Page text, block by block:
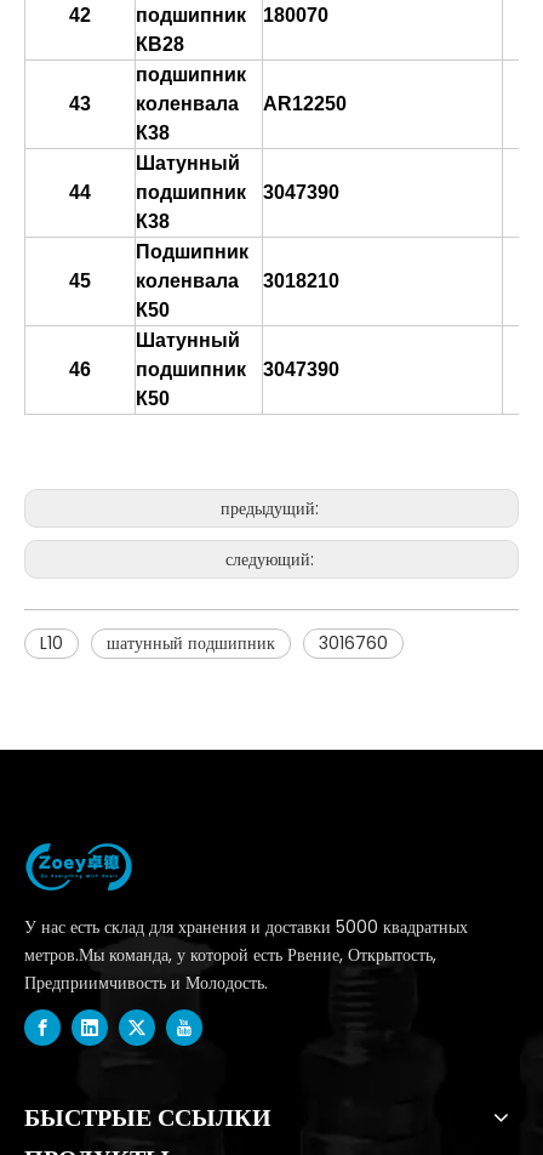
42
подшипник
КВ28
180070
43
подшипник
коленвала
К38
AR12250
44
Шатунный
подшипник
К38
3047390
45
Подшипник
коленвала
К50
3018210
46
Шатунный
подшипник
К50
3047390
предыдущий:
следующий:
L10 шатунный подшипник 3016760
У нас есть склад для хранения и доставки 5000 квадратных
метров.Мы команда, у которой есть Рвение, Открытость,
Предприимчивость и Молодость.
БЫСТРЫЕ ССЫЛКИ